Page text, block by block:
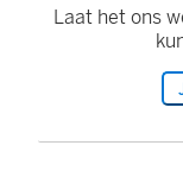
Laat het ons